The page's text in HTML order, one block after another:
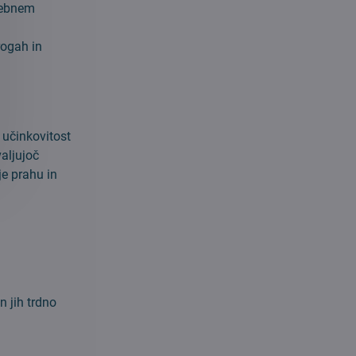
in
učinkovitost
prahu in
jih trdno